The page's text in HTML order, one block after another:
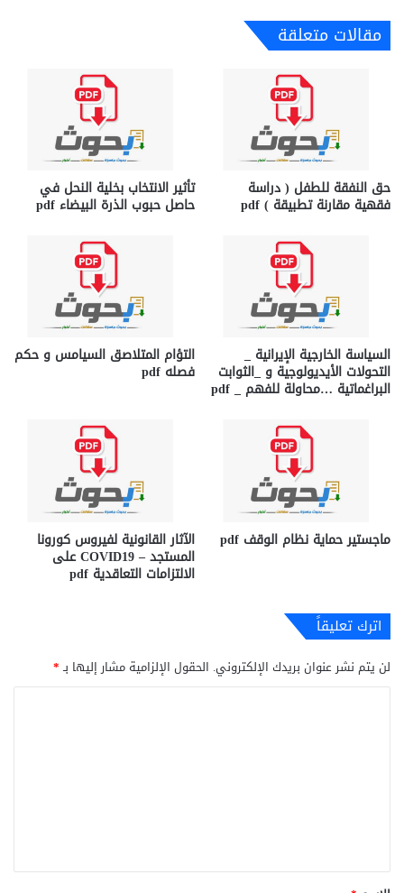
مقالات متعلقة
حق النفقة للطفل ( دراسة
فقهية مقارنة تطبيقة ) pdf
تأثير الانتخاب بخلية النحل في
حاصل حبوب الذرة البيضاء pdf
السياسة الخارجية الإيرانية _
التحولات الأيديولوجية و _الثوابت
البراغماتية …محاولة للفهم _ pdf
التؤام المتلاصق السيامس و حكم
فصله pdf
ماجستير حماية نظام الوقف pdf الآثار القانونية لفيروس كورونا
المستجد – COVID19 على
الالتزامات التعاقدية pdf
اترك تعليقاً
لن يتم نشر عنوان بريدك الإلكتروني. الحقول الإلزامية مشار إليها بـ*